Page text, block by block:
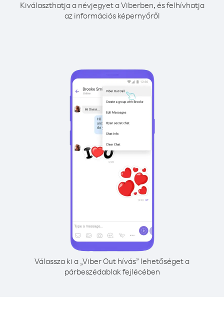
Kiválaszthatja a névjegyet a Viberben, és felhívhatja
az információs képernyőről
Válassza ki a „Viber Out hívás” lehetőséget a
párbeszédablak fejlécében